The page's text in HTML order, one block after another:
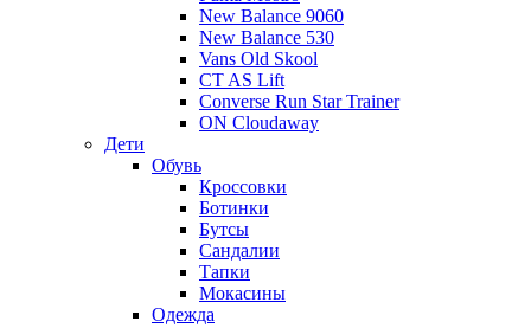
New Balance 9060
New Balance 530
Vans Old Skool
CT AS Lift
Converse Run Star Trainer
ON Cloudaway
Дети
Обувь
Кроссовки
Ботинки
Бутсы
Сандалии
Тапки
Мокасины
Одежда